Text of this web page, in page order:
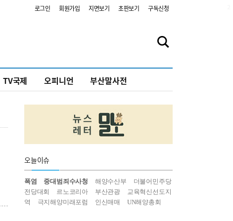
로그인 회원가입 지면보기 초판보기 구독신청
TV국제 오피니언 부산말사전
오늘이슈
폭염 중대범죄수사청 해양수산부
더불어민주당
전당대회
르노코리아 부산관광
교육혁신선도지
역
극지해양미래포럼 인신매매 UN해양총회